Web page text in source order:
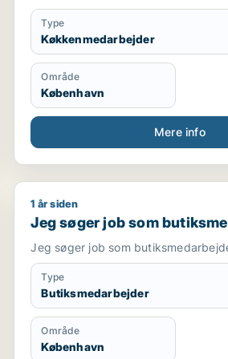
Type
Køkkenmedarbejder
Område
København
Mere info
Jeg søger job som
1 år siden
Jeg søger job som
Jeg søger job som
Type
Butiksmedarbejder
Område
København